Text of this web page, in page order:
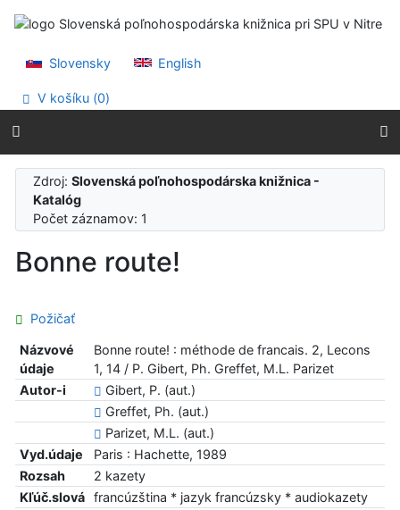
Prejsť na menu
Slovensky
English
V košíku (0)
Zdroj:Slovenská poľnohospodárska knižnica -
Katalóg
Počet záznamov: 1
Bonne route!
Požičať
Názvové
údaje
Bonne route! : méthode de francais. 2, Lecons
1, 14 / P. Gibert, Ph. Greffet, M.L. Parizet
Autor-i
Gibert, P. (aut.)
Greffet, Ph. (aut.)
Parizet, M.L. (aut.)
Vyd.údaje
Paris : Hachette, 1989
Rozsah
2 kazety
Kľúč.slová
francúzština * jazyk francúzsky * audiokazety